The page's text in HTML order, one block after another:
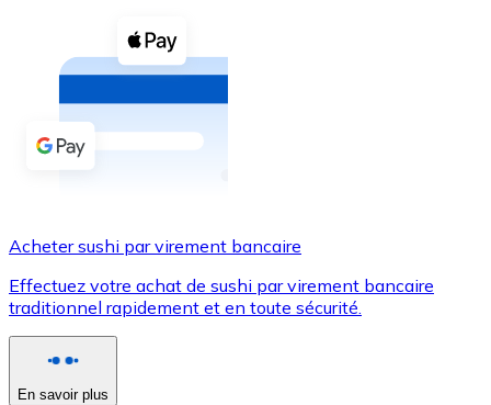
Coupons crypto
Achetez des cryptomonnaies en espèces et d'autres
Acheter avec espèces
Virement SEPA
Utilisez les cartes Visa et Mastercard pour acheter
Acheter avec carte
Acheter sushi par virement bancaire
Effectuez votre achat de sushi par virement bancaire
traditionnel rapidement et en toute sécurité.
En savoir plus